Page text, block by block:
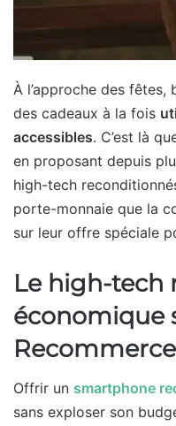
À l’approche des
des cadeaux à la fois
accessibles. C’est là
en proposant depuis
high-tech
porte-monnaie que la
sur leur offre spéciale
Le high-tech
économique
Recommerce
Offrir un smartphone
sans exploser son